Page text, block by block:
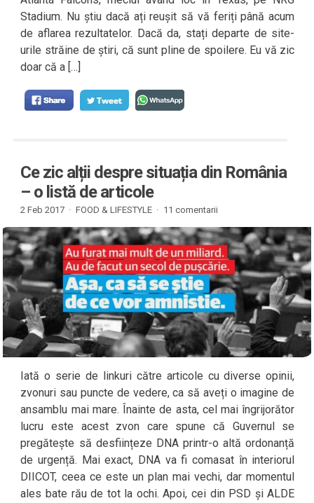
Stadium. Nu știu dacă ați reușit să vă feriți până acum
de aflarea rezultatelor. Dacă da, stați departe de site-
urile străine de știri, că sunt pline de spoilere. Eu vă zic
doar că a […]
Ce zic alții despre situația din România
– o listă de articole
2 Feb 2017 · FOOD & LIFESTYLE · 11 comentarii
Iată o serie de linkuri către articole cu diverse opinii,
zvonuri sau puncte de vedere, ca să aveți o imagine de
ansamblu mai mare. Înainte de asta, cel mai îngrijorător
lucru este acest zvon care spune că Guvernul se
pregătește să desființeze DNA printr-o altă ordonanță
de urgență. Mai exact, DNA va fi comasat în interiorul
DIICOT, ceea ce este un plan mai vechi, dar momentul
ales bate rău de tot la ochi. Apoi, cei din PSD și ALDE